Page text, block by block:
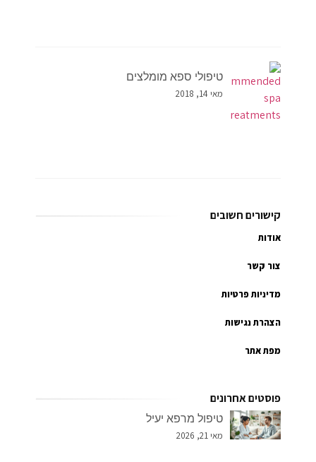
טיפולי ספא מומלצים
מאי 14, 2018
קישורים חשובים
אודות
צור קשר
מדיניות פרטיות
הצהרת נגישות
מפת אתר
פוסטים אחרונים
טיפול מרפא יעיל
מאי 21, 2026